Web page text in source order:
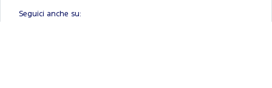
Seguici anche su: